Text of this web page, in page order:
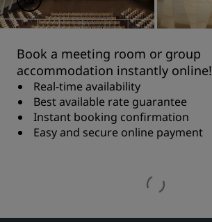
Book a meeting room or group
accommodation instantly online!
Real-time availability
Best available rate guarantee
Instant booking confirmation
Easy and secure online payment